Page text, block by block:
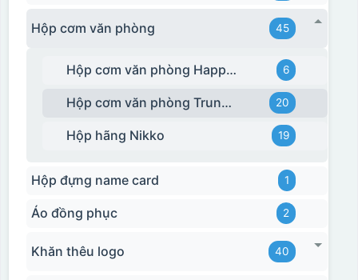
Hộp cơm văn phòng 45
Hộp cơm văn phòng Happy Cook 6
Hộp cơm văn phòng Trung Quốc 20
Hộp hãng Nikko 19
Hộp đựng name card 1
Áo đồng phục 2
Khăn thêu logo 40